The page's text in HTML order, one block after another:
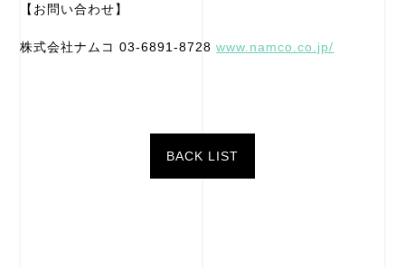
【お問い合わせ】
株式会社ナムコ 03-6891-8728www.namco.co.jp/
BACK LIST